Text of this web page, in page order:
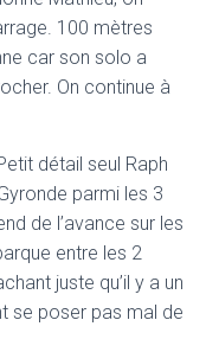
100 mètres
car son solo a
On continue à
détail seul Raph
parmi les 3
de l’avance sur les
entre les 2
juste qu’il y a un
se poser pas mal de